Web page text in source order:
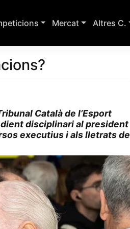
Mercat Altres C.
Català de l’Esport
disciplinari al president
executius i als lletrats de